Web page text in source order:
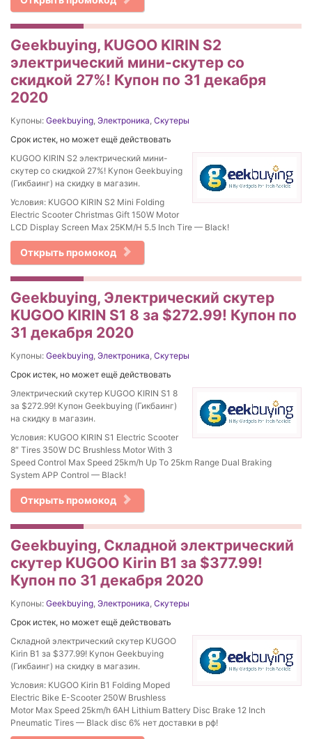
Geekbuying, KUGOO KIRIN S2
электрический мини-скутер со
скидкой 27%! Купон по 31 декабря
2020
Купоны: Geekbuying, Электроника, Скутеры
Срок истек, но может ещё действовать
KUGOO KIRIN S2 электрический мини-
скутер со скидкой 27%! Купон Geekbuying
(Гикбаинг) на скидку в магазин.
Условия: KUGOO KIRIN S2 Mini Folding
Electric Scooter Christmas Gift 150W Motor
LCD Display Screen Max 25KM/H 5.5 Inch Tire — Black!
Открыть промокод
Geekbuying, Электрический скутер
KUGOO KIRIN S1 8 за $272.99! Купон по
31 декабря 2020
Купоны: Geekbuying, Электроника, Скутеры
Срок истек, но может ещё действовать
Электрический скутер KUGOO KIRIN S1 8
за $272.99! Купон Geekbuying (Гикбаинг)
на скидку в магазин.
Условия: KUGOO KIRIN S1 Electric Scooter
8″ Tires 350W DC Brushless Motor With 3
Speed Control Max Speed 25km/h Up To 25km Range Dual Braking
System APP Control — Black!
Открыть промокод
Geekbuying, Складной электрический
скутер KUGOO Kirin B1 за $377.99!
Купон по 31 декабря 2020
Купоны: Geekbuying, Электроника, Скутеры
Срок истек, но может ещё действовать
Складной электрический скутер KUGOO
Kirin B1 за $377.99! Купон Geekbuying
(Гикбаинг) на скидку в магазин.
Условия: KUGOO Kirin B1 Folding Moped
Electric Bike E-Scooter 250W Brushless
Motor Max Speed 25km/h 6AH Lithium Battery Disc Brake 12 Inch
Pneumatic Tires — Black disc 6% нет доставки в рф!